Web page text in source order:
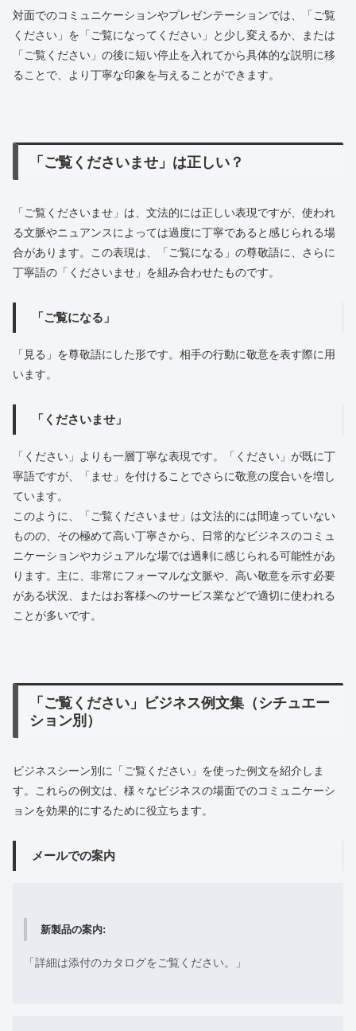
対面でのコミュニケーションやプレゼンテーションでは、「ご覧
ください」を「ご覧になってください」と少し変えるか、または
「ご覧ください」の後に短い停止を入れてから具体的な説明に移
ることで、より丁寧な印象を与えることができます。
「ご覧くださいませ」は正しい？
「ご覧くださいませ」は、文法的には正しい表現ですが、使われ
る文脈やニュアンスによっては過度に丁寧であると感じられる場
合があります。この表現は、「ご覧になる」の尊敬語に、さらに
丁寧語の「くださいませ」を組み合わせたものです。
「ご覧になる」
「見る」を尊敬語にした形です。相手の行動に敬意を表す際に用
います。
「くださいませ」
「ください」よりも一層丁寧な表現です。「ください」が既に丁
寧語ですが、「ませ」を付けることでさらに敬意の度合いを増し
ています。
このように、「ご覧くださいませ」は文法的には間違っていない
ものの、その極めて高い丁寧さから、日常的なビジネスのコミュ
ニケーションやカジュアルな場では過剰に感じられる可能性があ
ります。主に、非常にフォーマルな文脈や、高い敬意を示す必要
がある状況、またはお客様へのサービス業などで適切に使われる
ことが多いです。
「ご覧ください」ビジネス例文集（シチュエー
ション別）
ビジネスシーン別に「ご覧ください」を使った例文を紹介しま
す。これらの例文は、様々なビジネスの場面でのコミュニケーシ
ョンを効果的にするために役立ちます。
メールでの案内
新製品の案内:
「詳細は添付のカタログをご覧ください。」